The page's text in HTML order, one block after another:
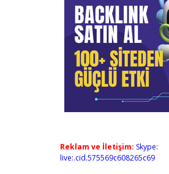
Reklam ve İletişim: Skype:
live:.cid.575569c608265c69